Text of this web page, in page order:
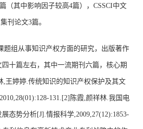
（其中影响因子较高4篇），CSSCI中文
刊论文3篇。
题组从事知识产权方面的研究，出版著作
十篇左右，其中一流期刊六篇，核心期
,王婷婷.传统知识的知识产权保护及其文
131.[2]陈霞,颜祥林.我国电
态势分析[J].情报科学,2009,27(12):1853-